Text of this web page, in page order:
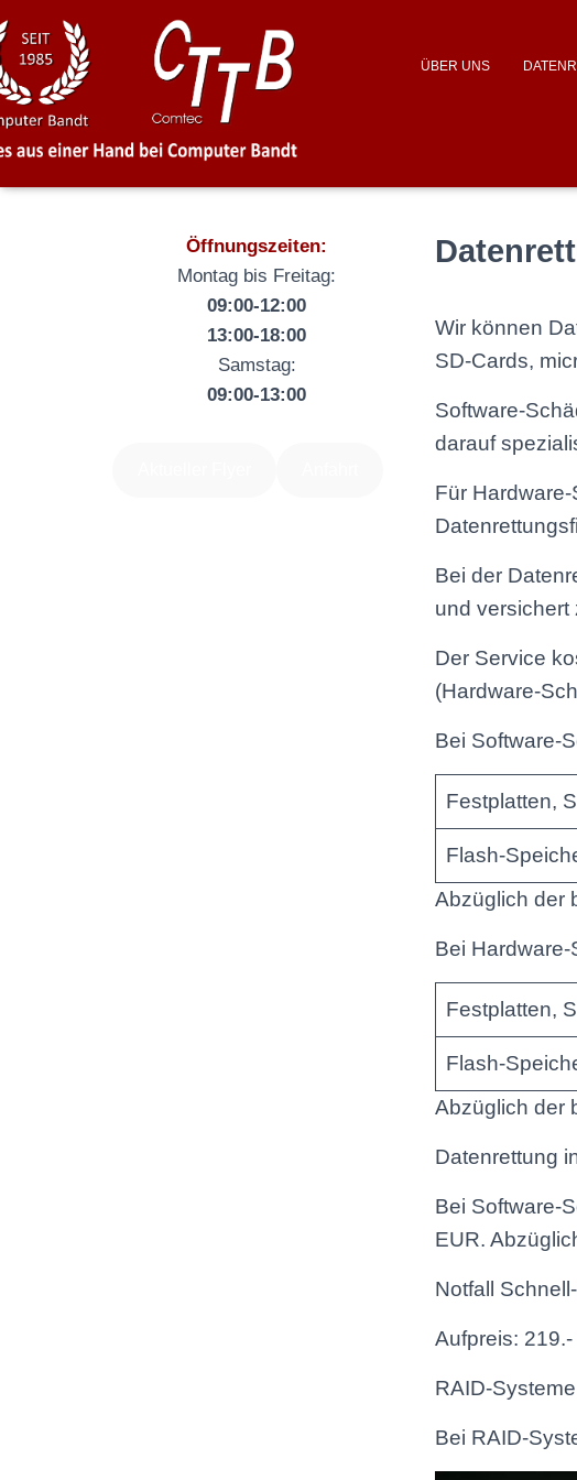
ÜBER UNS
Öffnungszeiten:
Montag bis Freitag:
09:00-12:00
13:00-18:00
Samstag:
09:00-13:00
Wir können
SD-Cards,
Software-
darauf
Für
Bei der
und versichert
Der Service
(Hardware-
Bei Software-
Festplatten,
Flash-
Abzüglich der
Bei
Festplatten,
Flash-
Abzüglich der
Datenrettung
Bei Software-
EUR.
Notfall
Aufpreis: 219.-
RAID-Systeme
Bei RAID-